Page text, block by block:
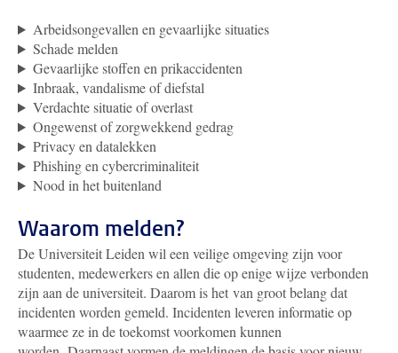
Arbeidsongevallen en gevaarlijke situaties
Schade melden
Gevaarlijke stoffen en prikaccidenten
Inbraak, vandalisme of diefstal
Verdachte situatie of overlast
Ongewenst of zorgwekkend gedrag
Privacy en datalekken
Phishing en cybercriminaliteit
Nood in het buitenland
Waarom melden?
De Universiteit Leiden wil een veilige omgeving zijn voor
studenten, medewerkers en allen die op enige wijze verbonden
zijn aan de universiteit. Daarom is het van groot belang dat
incidenten worden gemeld. Incidenten leveren informatie op
waarmee ze in de toekomst voorkomen kunnen